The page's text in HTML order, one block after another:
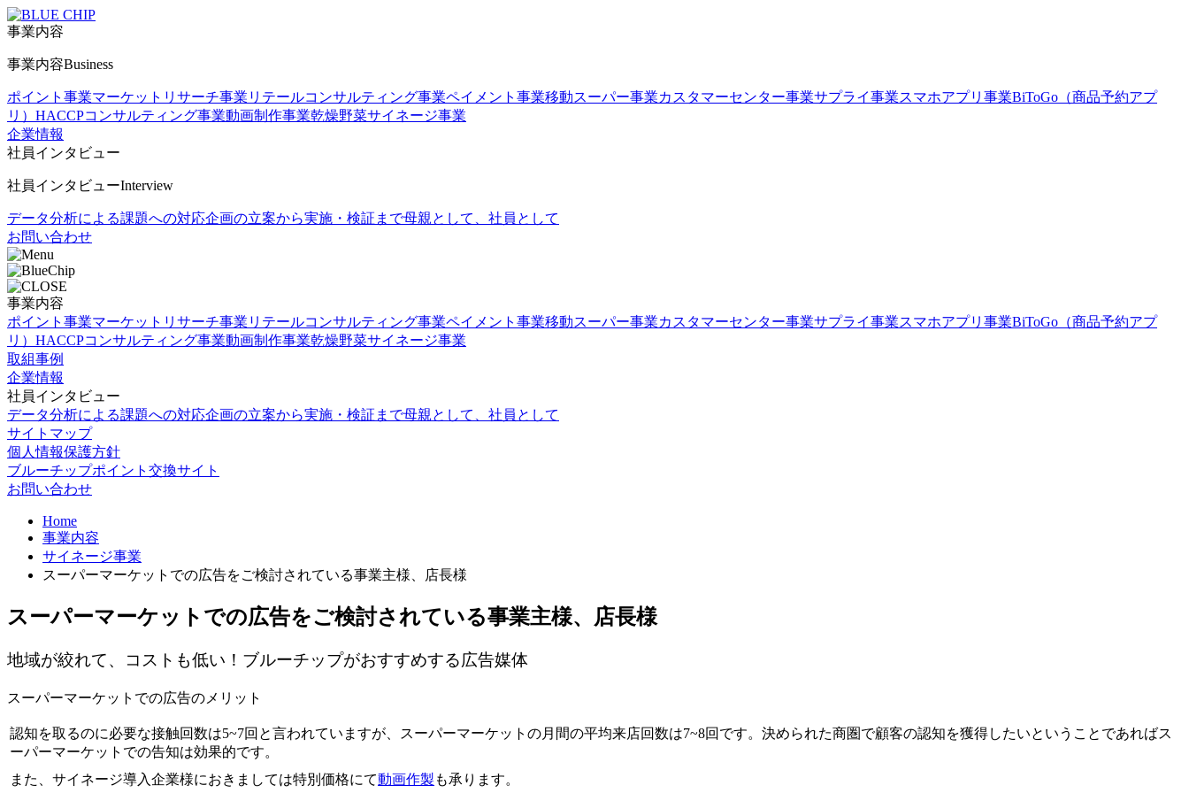
事業内容
事業内容Business
ポイント事業マーケットリサーチ事業 リテールコンサルティング事業ペイメント事業移動スーパー事業カスタマーセンター事業サプライ事業スマホアプリ事業BiToGo（商品予約アプ
リ） HACCPコンサルティング事業動画制作事業乾燥野菜サイネージ事業
企業情報
社員インタビュー
社員インタビューInterview
データ分析による課題への対応企画の立案から実施・検証まで母親として、社員として
お問い合わせ
事業内容
ポイント事業マーケットリサーチ事業 リテールコンサルティング事業ペイメント事業移動スーパー事業カスタマーセンター事業サプライ事業スマホアプリ事業BiToGo（商品予約アプ
リ） HACCPコンサルティング事業動画制作事業乾燥野菜サイネージ事業
取組事例
企業情報
社員インタビュー
データ分析による課題への対応企画の立案から実施・検証まで母親として、社員として
サイトマップ
個人情報保護方針
ブルーチップポイント交換サイト
お問い合わせ
Home
事業内容
サイネージ事業
スーパーマーケットでの広告をご検討されている事業主様、店長様
スーパーマーケットでの広告をご検討されている事業主様、店長様
地域が絞れて、コストも低い！ブルーチップがおすすめする広告媒体
スーパーマーケットでの広告のメリット
認知を取るのに必要な接触回数は5~7回と言われていますが、スーパーマーケットの月間の平均来店回数は7~8回です。決められた商圏で顧客の認知を獲得したいということであればス
ーパーマーケットでの告知は効果的です。
また、サイネージ導入企業様におきましては特別価格にて動画作製 も承ります。